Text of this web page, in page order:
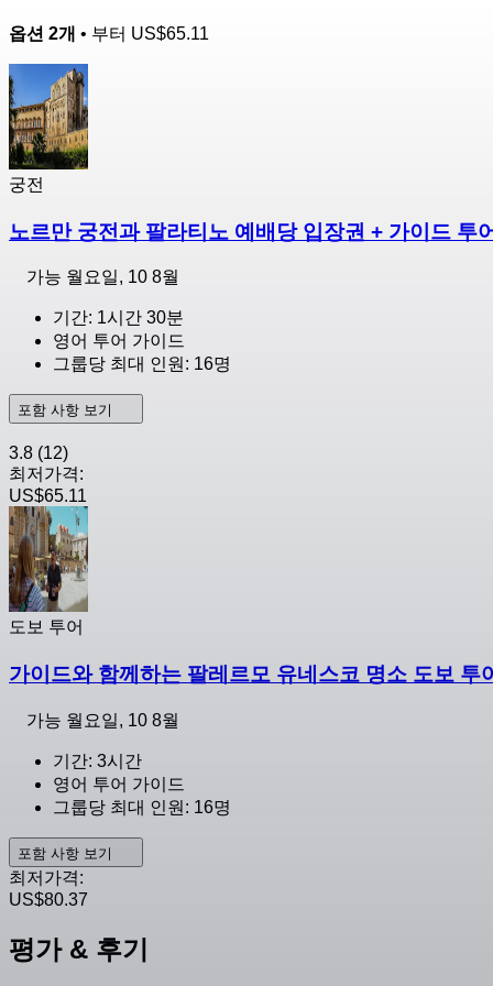
옵션 2개 • 부터 US$65.11
궁전
노르만 궁전과 팔라티노 예배당 입장권 + 가이드 투
가능 월요일, 10 8월
기간: 1시간 30분
영어 투어 가이드
그룹당 최대 인원: 16명
포함 사항 보기
3.8 (12)
최저가격:
US$65.11
도보 투어
가이드와 함께하는 팔레르모 유네스코 명소 도보 투
가능 월요일, 10 8월
기간: 3시간
영어 투어 가이드
그룹당 최대 인원: 16명
포함 사항 보기
최저가격:
US$80.37
평가 & 후기